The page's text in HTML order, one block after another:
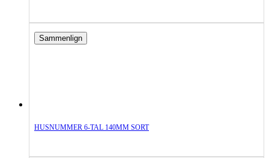
Sammenlign
HUSNUMMER 6-TAL 140MM SORT